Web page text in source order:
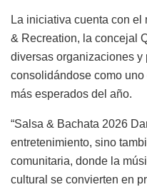
La iniciativa cuenta con
& Recreation, la concejal
diversas organizaciones y
consolidándose como
más esperados del año.
“Salsa & Bachata 2026
entretenimiento, sino
comunitaria, donde la
cultural se convierten en